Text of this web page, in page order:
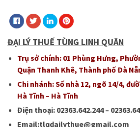
ĐẠI LÝ THUẾ TÙNG LINH QUÂN
Trụ sở chính: 01 Phùng Hưng,
Quận Thanh Khê, Thành phố Đà
Chi nhánh: Số nhà 12, ngõ 14/4,
Hà Tĩnh – Hà Tĩnh
Điện thoại: 02363.642.244 –
Email:tlqdailythue@gmail.com